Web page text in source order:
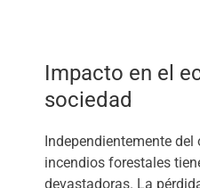
Impacto en el
sociedad
Independientemente
incendios forestales
devastadoras. La